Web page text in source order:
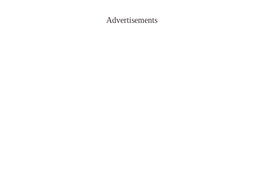
Advertisements